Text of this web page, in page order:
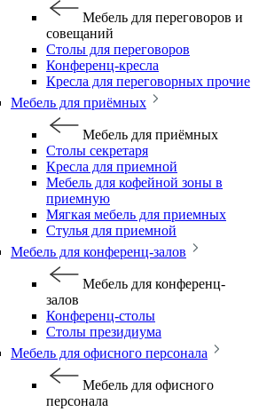
Мебель для переговоров и
совещаний
Столы для переговоров
Конференц-кресла
Кресла для переговорных прочие
Мебель для приёмных
Мебель для приёмных
Столы секретаря
Кресла для приемной
Мебель для кофейной зоны в
приемную
Мягкая мебель для приемных
Стулья для приемной
Мебель для конференц-залов
Мебель для конференц-
залов
Конференц-столы
Столы президиума
Мебель для офисного персонала
Мебель для офисного
персонала